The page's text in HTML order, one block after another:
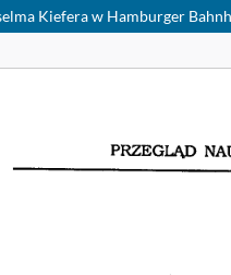
Kiefera w Hamburger